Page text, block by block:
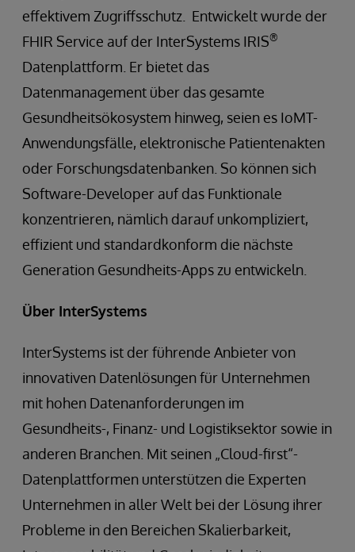
effektivem Zugriffsschutz. Entwickelt wurde der
FHIR Service auf der InterSystems IRIS®
Datenplattform. Er bietet das
Datenmanagement über das gesamte
Gesundheitsökosystem hinweg, seien es IoMT-
Anwendungsfälle, elektronische Patientenakten
oder Forschungsdatenbanken. So können sich
Software-Developer auf das Funktionale
konzentrieren, nämlich darauf unkompliziert,
effizient und standardkonform die nächste
Generation Gesundheits-Apps zu entwickeln.
Über InterSystems
InterSystems ist der führende Anbieter von
innovativen Datenlösungen für Unternehmen
mit hohen Datenanforderungen im
Gesundheits-, Finanz- und Logistiksektor sowie in
anderen Branchen. Mit seinen „Cloud-first“-
Datenplattformen unterstützen die Experten
Unternehmen in aller Welt bei der Lösung ihrer
Probleme in den Bereichen Skalierbarkeit,